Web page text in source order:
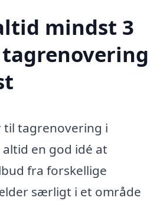
mindst 3
til tagrenovering i
en god idé at
fra forskellige
særligt i et område